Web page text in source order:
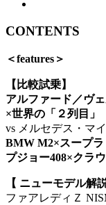
CONTENTS
＜features＞
【比較試乗】
アルファード／ヴ
×世界の「２列目」
vs メルセデス・マ
BMW M2×スープラ
プジョー408×クラ
【 ニューモデル解
ファアレディＺ